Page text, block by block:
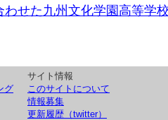
せた九州文化学園高等学
グ
サイト情報
このサイトについて
情報募集
更新履歴（twitter）